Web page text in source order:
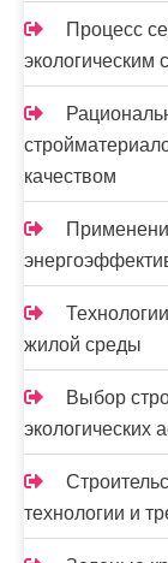
Процесс
экологическим
качеством
жилой среды
Выбор
экологических
технологии и